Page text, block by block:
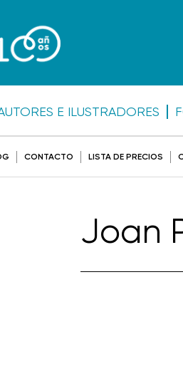
E ILUSTRADORES
CONTACTO LISTA DE PRECIOS
Joan